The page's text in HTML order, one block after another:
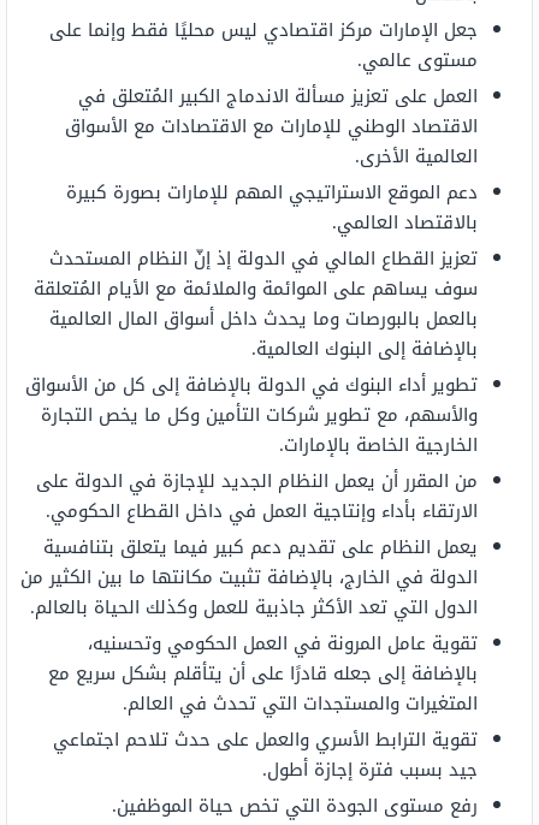
جعل الإمارات مركز اقتصادي ليس محليًا فقط وإنما على
مستوى عالمي.
العمل على تعزيز مسألة الاندماج الكبير المُتعلق في
الاقتصاد الوطني للإمارات مع الاقتصادات مع الأسواق
العالمية الأخرى.
دعم الموقع الاستراتيجي المهم للإمارات بصورة كبيرة
بالاقتصاد العالمي.
تعزيز القطاع المالي في الدولة إذ إنّ النظام المستحدث
سوف يساهم على الموائمة والملائمة مع الأيام المُتعلقة
بالعمل بالبورصات وما يحدث داخل أسواق المال العالمية
بالإضافة إلى البنوك العالمية.
تطوير أداء البنوك في الدولة بالإضافة إلى كل من الأسواق
والأسهم، مع تطوير شركات التأمين وكل ما يخص التجارة
الخارجية الخاصة بالإمارات.
من المقرر أن يعمل النظام الجديد للإجازة في الدولة على
الارتقاء بأداء وإنتاجية العمل في داخل القطاع الحكومي.
يعمل النظام على تقديم دعم كبير فيما يتعلق بتنافسية
الدولة في الخارج، بالإضافة تثبيت مكانتها ما بين الكثير من
الدول التي تعد الأكثر جاذبية للعمل وكذلك الحياة بالعالم.
تقوية عامل المرونة في العمل الحكومي وتحسنيه،
بالإضافة إلى جعله قادرًا على أن يتأقلم بشكل سريع مع
المتغيرات والمستجدات التي تحدث في العالم.
تقوية الترابط الأسري والعمل على حدث تلاحم اجتماعي
جيد بسبب فترة إجازة أطول.
رفع مستوى الجودة التي تخص حياة الموظفين.